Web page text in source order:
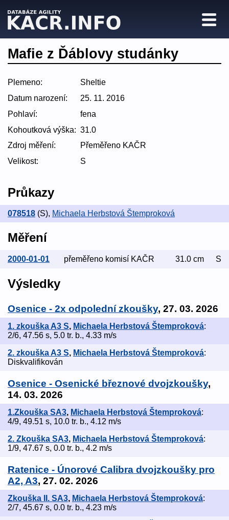
Mafie z Ďáblovy studánky
Plemeno:
Sheltie
Datum narození:
25. 11. 2016
Pohlaví:
fena
Kohoutková výška: 31.0
Zdroj měření:
Přeměřeno KAČR
Velikost:
S
Průkazy
078518 (S), Michaela Herbstová Štemproková
Měření
2000-01-01 přeměřeno komisí KAČR 31.0 cm S
Výsledky
Osenice - 2x odpolední zkoušky, 27. 03. 2026
1. zkouška A3 S, Michaela Herbstová Štemproková:
2/6, 47.56 s, 5.0 tr. b., 4.33 m/s
2. zkouška A3 S, Michaela Herbstová Štemproková:
Diskvalifikován
Osenice - Osenické březnové dvojzkoušky,
14. 03. 2026
1.Zkouška SA3, Michaela Herbstová Štemproková:
4/9, 49.51 s, 10.0 tr. b., 4.12 m/s
2. Zkouška SA3, Michaela Herbstová Štemproková:
1/9, 47.67 s, 0.0 tr. b., 4.2 m/s
Ratenice - Únorové Calibra dvojzkoušky pro
A2, A3, 27. 02. 2026
Zkouška II. SA3, Michaela Herbstová Štemproková:
2/7, 45.67 s, 0.0 tr. b., 4.23 m/s